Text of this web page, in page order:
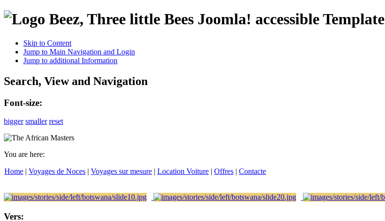
Joomla! accessible Template
Skip to Content
Jump to Main Navigation and Login
Jump to additional Information
Search, View and Navigation
Font-size:
bigger smaller reset
You are here:
Home | Voyages de Noces | Voyages sur mesure | Location Voiture | Offres | Contacte
Vers: